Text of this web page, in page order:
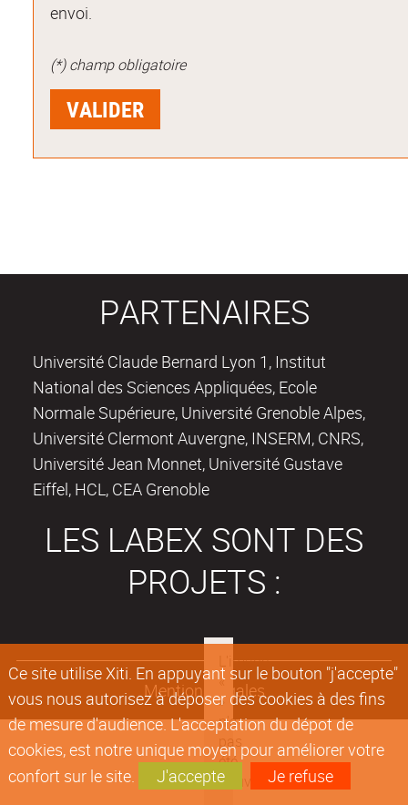
Ce site utilise Xiti. En appuyant sur le bouton "j'accepte"
vous nous autorisez à déposer des cookies à des fins
de mesure d'audience. L'acceptation du dépot de
cookies, est notre unique moyen pour améliorer votre
confort sur le site.
J'accepte Je refuse
envoi.
(*) champ obligatoire
PARTENAIRES
Université Claude Bernard Lyon 1, Institut
National des Sciences Appliquées, Ecole
Normale Supérieure, Université Grenoble Alpes,
Université Clermont Auvergne, INSERM, CNRS,
Université Jean Monnet, Université Gustave
Eiffel, HCL, CEA Grenoble
LES LABEX SONT DES
PROJETS :
Mentions légales